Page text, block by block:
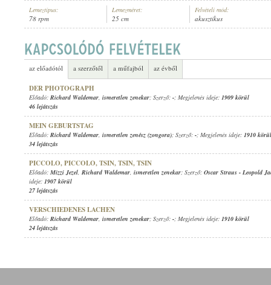
RICHARD WALDEMAR,ISMERETLEN ZENEKAR
Lemeztípus:
78 rpm
Lemezméret:
25 cm
Felvételi mód:
akusztikus
az előadótól a szerzőtől a műfajból az évből
DER PHOTOGRAPH
Előadó: Richard Waldemar, ismeretlen zenekar; Szerző: -; Megjelenés ideje: 1909 körül
46 lejátszás
MEIN GEBURTSTAG
Előadó: Richard Waldemar, ismeretlen zenész (zongora); Szerző: -; Megjelenés ideje: 1910 körül
34 lejátszás
PICCOLO, PICCOLO, TSIN, TSIN, TSIN
Előadó: Mizzi Jezel, Richard Waldemar, ismeretlen zenekar; Szerző: Oscar Straus - Leopold
ideje: 1907 körül
27 lejátszás
VERSCHIEDENES LACHEN
Előadó: Richard Waldemar, ismeretlen zenekar; Szerző: -; Megjelenés ideje: 1910 körül
24 lejátszás